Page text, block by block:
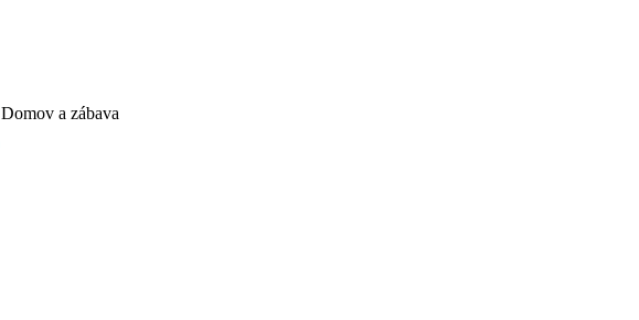
Domov a zábava